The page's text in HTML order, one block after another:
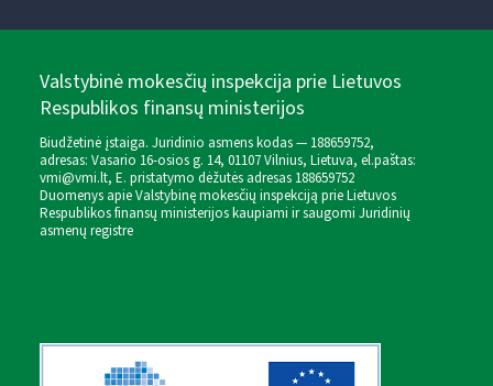
Valstybinė mokesčių inspekcija prie Lietuvos
Respublikos finansų ministerijos
Biudžetinė įstaiga. Juridinio asmens kodas — 188659752,
adresas: Vasario 16-osios g. 14, 01107 Vilnius, Lietuva, el.paštas:
vmi@vmi.lt, E. pristatymo dėžutės adresas 188659752
Duomenys apie Valstybinę mokesčių inspekciją prie Lietuvos
Respublikos finansų ministerijos kaupiami ir saugomi Juridinių
asmenų registre